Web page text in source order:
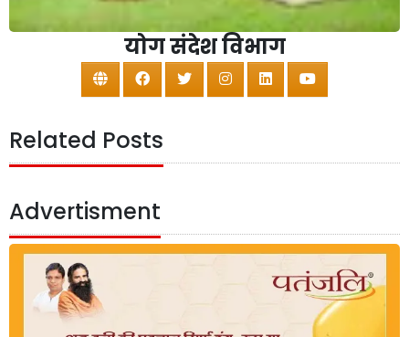
योग संदेश विभाग
Related Posts
Advertisment